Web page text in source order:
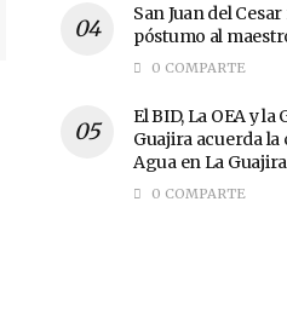
San Juan del
póstumo al
0 COMPARTE
El BID, La OEA y
Guajira acuerda
Agua en La
0 COMPARTE